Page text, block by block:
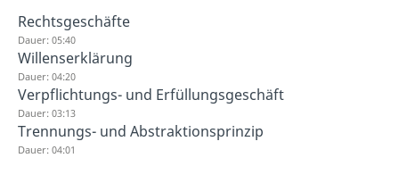
Rechtsgeschäfte
Dauer: 05:40
Willenserklärung
Dauer: 04:20
Verpflichtungs- und Erfüllungsgeschäft
Dauer: 03:13
Trennungs- und Abstraktionsprinzip
Dauer: 04:01